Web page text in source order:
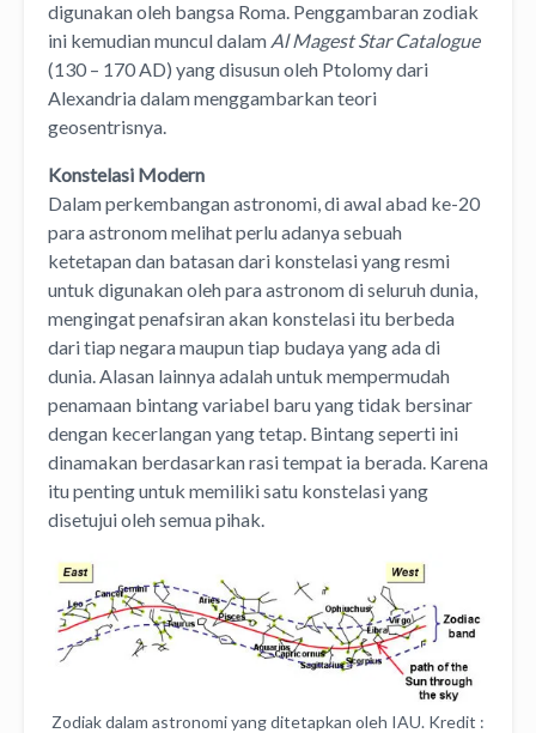
digunakan oleh bangsa Roma. Penggambaran zodiak
ini kemudian muncul dalam Al Magest Star Catalogue
(130 – 170 AD) yang disusun oleh Ptolomy dari
Alexandria dalam menggambarkan teori
geosentrisnya.
Konstelasi Modern
Dalam perkembangan astronomi, di awal abad ke-20
para astronom melihat perlu adanya sebuah
ketetapan dan batasan dari konstelasi yang resmi
untuk digunakan oleh para astronom di seluruh dunia,
mengingat penafsiran akan konstelasi itu berbeda
dari tiap negara maupun tiap budaya yang ada di
dunia. Alasan lainnya adalah untuk mempermudah
penamaan bintang variabel baru yang tidak bersinar
dengan kecerlangan yang tetap. Bintang seperti ini
dinamakan berdasarkan rasi tempat ia berada. Karena
itu penting untuk memiliki satu konstelasi yang
disetujui oleh semua pihak.
Zodiak dalam astronomi yang ditetapkan oleh IAU. Kredit :